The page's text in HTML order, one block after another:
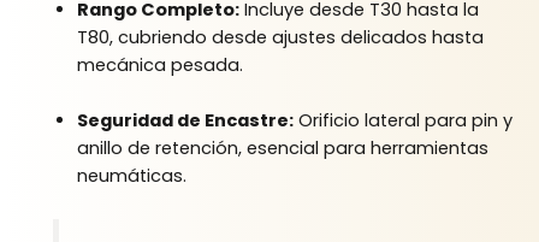
Rango Completo:Incluye desde T30 hasta la
T80, cubriendo desde ajustes delicados hasta
mecánica pesada.
Seguridad de Encastre:Orificio lateral para pin y
anillo de retención, esencial para herramientas
neumáticas.